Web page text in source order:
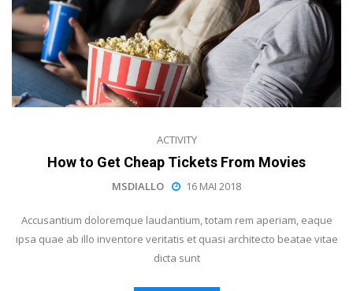
ACTIVITY
How to Get Cheap Tickets From Movies
MSDIALLO 16 MAI 2018
Accusantium doloremque laudantium, totam rem aperiam, eaque
ipsa quae ab illo inventore veritatis et quasi architecto beatae vitae
dicta sunt